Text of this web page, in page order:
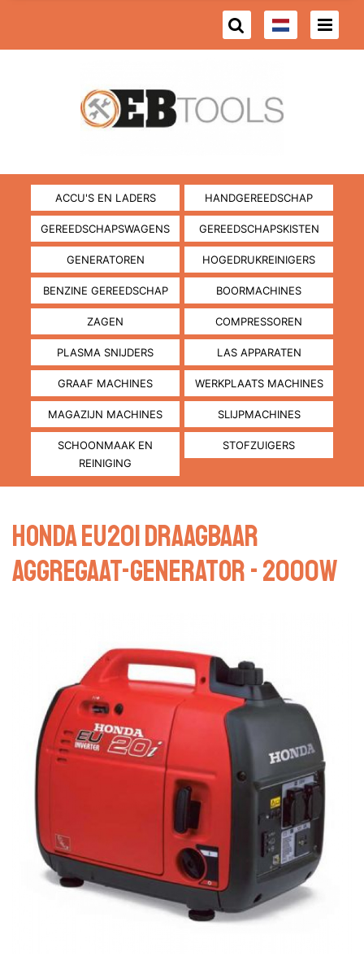
ACCU'S EN LADERS HANDGEREEDSCHAP
GEREEDSCHAPSWAGENS GEREEDSCHAPSKISTEN
GENERATOREN HOGEDRUKREINIGERS
BENZINE GEREEDSCHAP BOORMACHINES
ZAGEN COMPRESSOREN
PLASMA SNIJDERS LAS APPARATEN
GRAAF MACHINES WERKPLAATS MACHINES
MAGAZIJN MACHINES SLIJPMACHINES
SCHOONMAAK EN
REINIGING
STOFZUIGERS
Honda EU20i draagbaar
aggregaat-generator - 2000W